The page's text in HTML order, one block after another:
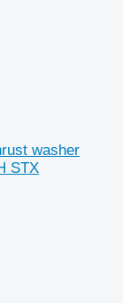
washer
STX